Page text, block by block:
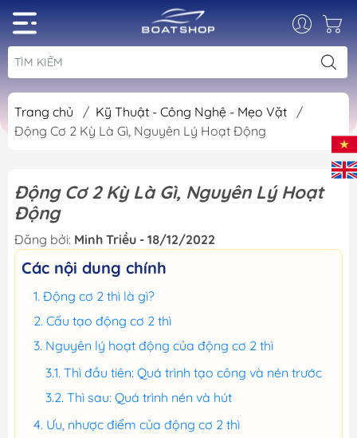
Trang chủ / Kỹ Thuật - Công Nghệ - Mẹo Vặt
/
Động Cơ 2 Kỳ Là Gì, Nguyên Lý Hoạt Động
Động Cơ 2 Kỳ Là Gì, Nguyên Lý Hoạt
Động
Đăng bởi: Minh Triều - 18/12/2022
Các nội dung chính
Động cơ 2 thì là gì?
Cấu tạo động cơ 2 thì
Nguyên lý hoạt động của động cơ 2 thì
Thì đầu tiên: Quá trình tạo công và nén trước
Thì sau: Quá trình nén và hút
Ưu, nhược điểm của động cơ 2 thì